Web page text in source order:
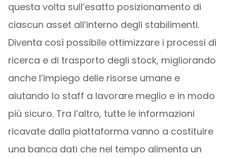
questa volta sull’esatto posizionamento di
ciascun asset all’interno degli stabilimenti.
Diventa così possibile ottimizzare i processi di
ricerca e di trasporto degli stock, migliorando
anche l’impiego delle risorse umane e
aiutando lo staff a lavorare meglio e in modo
più sicuro. Tra l’altro, tutte le informazioni
ricavate dalla piattaforma vanno a costituire
una banca dati che nel tempo alimenta un